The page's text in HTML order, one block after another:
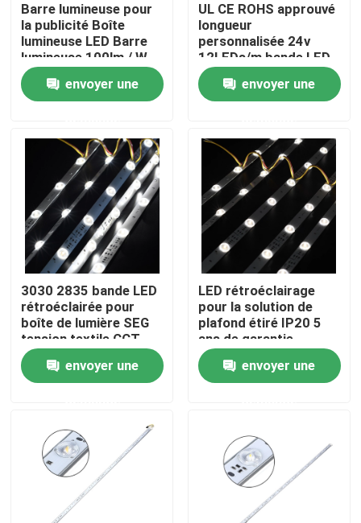
Accueil
A propos de nous
Contacts
Produits
Vidéos
Ruban LED Cri élevé
L'ÉPI a mené la bande
Ruban LED Mono-couleur
Ruban LED CCT
Barre lumineuse pour
la publicité Boîte
lumineuse LED Barre
lumineuse 100lm / W
Blanc / chaud Blanc /
blanc naturel
rétroéclairage à LED
envoyer une
UL CE ROHS approuvé
longueur
personnalisée 24v
12LEDs/m bande LED
à réflexion diffuse
personnalisable
envoyer une
3030 2835 bande LED
rétroéclairée pour
boîte de lumière SEG
tension textile CCT
((3000-7500K)
envoyer une
LED rétroéclairage
pour la solution de
plafond étiré IP20 5
ans de garantie
intérieure plafond
étiré et boîtes
lumineuses de côté
envoyer une